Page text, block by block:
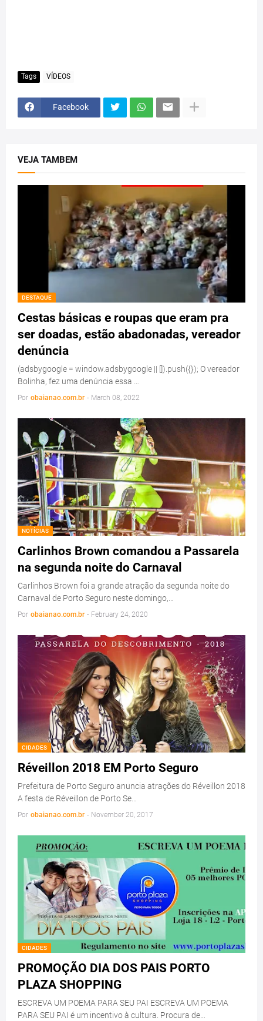
Tags VÍDEOS
Facebook
VEJA TAMBEM
DESTAQUE
Cestas básicas e roupas que eram pra
ser doadas, estão abadonadas, vereador
denúncia
(adsbygoogle = window.adsbygoogle || []).push({}); O vereador
Bolinha, fez uma denúncia essa …
Por obaianao.com.br - March 08, 2022
NOTÍCIAS
Carlinhos Brown comandou a Passarela
na segunda noite do Carnaval
Carlinhos Brown foi a grande atração da segunda noite do
Carnaval de Porto Seguro neste domingo,…
Por obaianao.com.br - February 24, 2020
CIDADES
Réveillon 2018 EM Porto Seguro
Prefeitura de Porto Seguro anuncia atrações do Réveillon 2018
A festa de Réveillon de Porto Se…
Por obaianao.com.br - November 20, 2017
CIDADES
PROMOÇÃO DIA DOS PAIS PORTO
PLAZA SHOPPING
ESCREVA UM POEMA PARA SEU PAI ESCREVA UM POEMA
PARA SEU PAI é um incentivo à cultura. Procura de…